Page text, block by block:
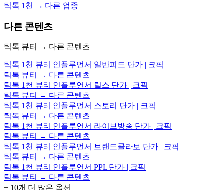
틱톡 1천 → 다른 업종
다른 콘텐츠
틱톡 뷰티 → 다른 콘텐츠
틱톡 1천 뷰티 인플루언서 일반피드 단가 | 크픽
틱톡 뷰티 → 다른 콘텐츠
틱톡 1천 뷰티 인플루언서 릴스 단가 | 크픽
틱톡 뷰티 → 다른 콘텐츠
틱톡 1천 뷰티 인플루언서 스토리 단가 | 크픽
틱톡 뷰티 → 다른 콘텐츠
틱톡 1천 뷰티 인플루언서 라이브방송 단가 | 크픽
틱톡 뷰티 → 다른 콘텐츠
틱톡 1천 뷰티 인플루언서 브랜드콜라보 단가 | 크픽
틱톡 뷰티 → 다른 콘텐츠
틱톡 1천 뷰티 인플루언서 PPL 단가 | 크픽
틱톡 뷰티 → 다른 콘텐츠
+ 10개 더 많은 옵션